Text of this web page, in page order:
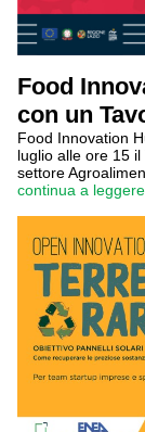
Food
con un
Food Innovation
luglio alle ore 15
settore
continua a leggere